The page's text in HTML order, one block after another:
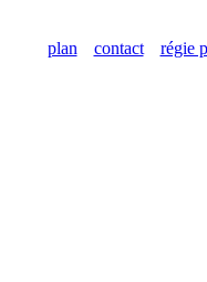
plan contact régie